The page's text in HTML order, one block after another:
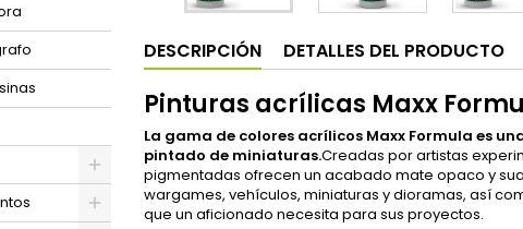
DESCRIPCIÓN DETALLES DEL PRODUCTO
Pinturas acrílicas Maxx
La gama de colores acrílicos Maxx Formula es
pintado de miniaturas.Creadas por artistas
pigmentadas ofrecen un acabado mate opaco y
wargames, vehículos, miniaturas y dioramas, así
que un aficionado necesita para sus proyectos.